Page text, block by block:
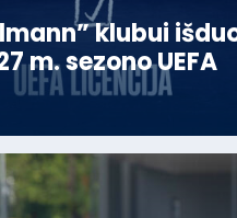
klubui
m. sezono UEFA